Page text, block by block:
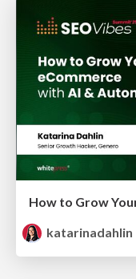
katarinadahlin